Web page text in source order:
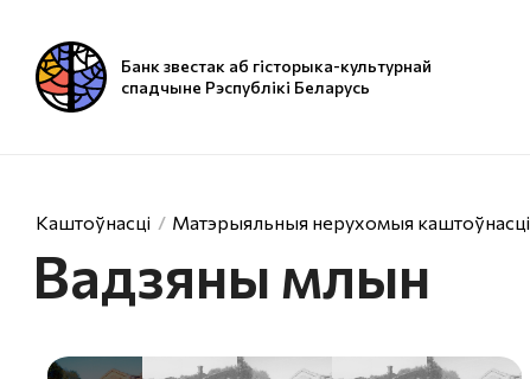
Банк звестак аб гісторыка-культурнай
спадчыне Рэспублікі Беларусь
Каштоўнасці Матэрыяльныя нерухомыя каштоўнасці
Вадзяны млын